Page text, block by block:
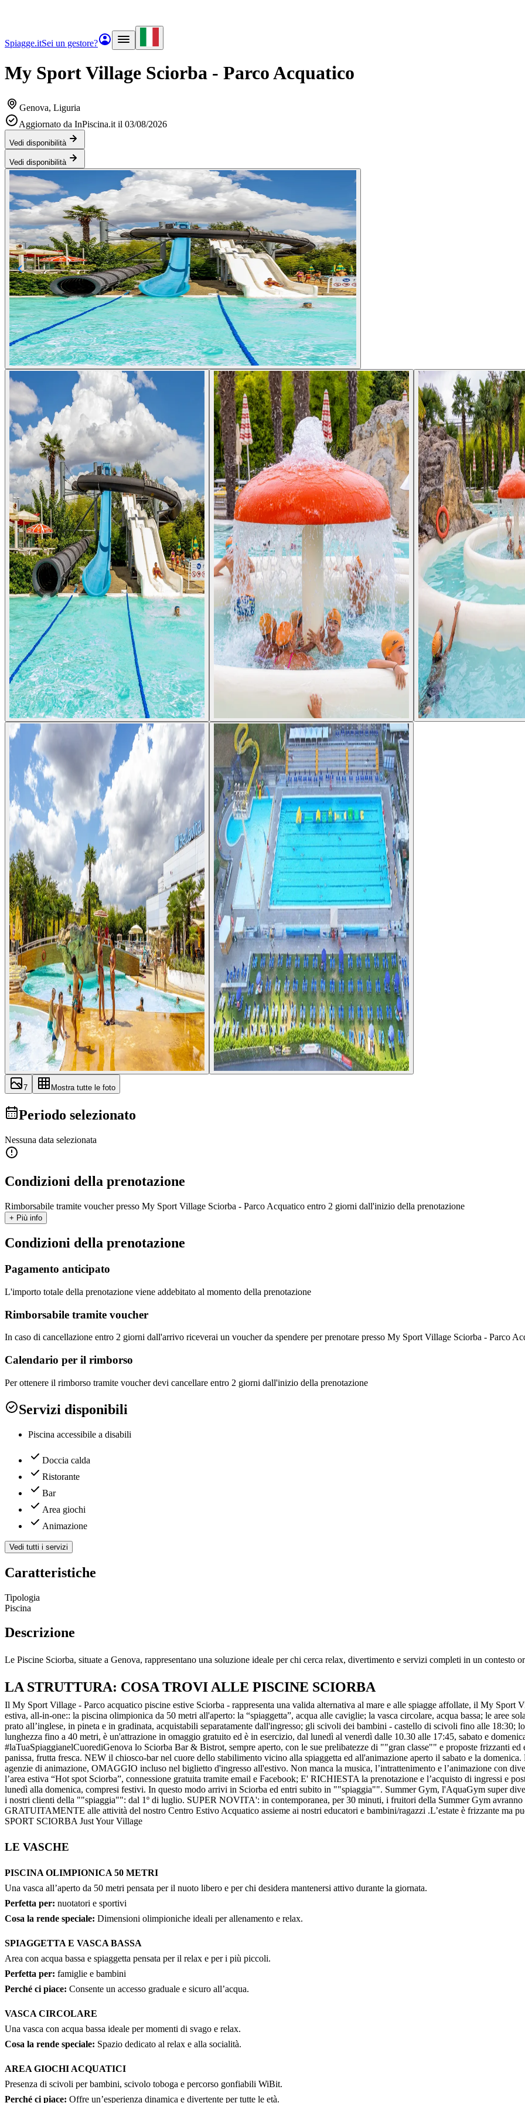
Spiagge.itSei un gestore?
My Sport Village Sciorba - Parco Acquatico
Genova, Liguria
Aggiornato da InPiscina.it il 03/08/2026
Vedi disponibilità
Vedi disponibilità
7 Mostra tutte le foto
Periodo selezionato
Nessuna data selezionata
Condizioni della prenotazione
Rimborsabile tramite voucher presso My Sport Village Sciorba - Parco Acquatico entro 2 giorni dall'inizio della prenotazione
+ Più info
Condizioni della prenotazione
Pagamento anticipato
L'importo totale della prenotazione viene addebitato al momento della prenotazione
Rimborsabile tramite voucher
In caso di cancellazione entro 2 giorni dall'arrivo riceverai un voucher da spendere per prenotare presso My Sport Village Sciorba - Parco
Calendario per il rimborso
Per ottenere il rimborso tramite voucher devi cancellare entro 2 giorni dall'inizio della prenotazione
Servizi disponibili
Piscina accessibile a disabili
Doccia calda
Ristorante
Bar
Area giochi
Animazione
Vedi tutti i servizi
Caratteristiche
Tipologia
Piscina
Descrizione
Le Piscine Sciorba, situate a Genova, rappresentano una soluzione ideale per chi cerca relax, divertimento e servizi completi in un contesto
LA STRUTTURA: COSA TROVI ALLE PISCINE SCIORBA
Il My Sport Village - Parco acquatico piscine estive Sciorba - rappresenta una valida alternativa al mare e alle spiagge affollate, il My
estiva, all-in-one:: la piscina olimpionica da 50 metri all'aperto: la “spiaggetta”, acqua alle caviglie; la vasca circolare, acqua bassa; le aree
prato all’inglese, in pineta e in gradinata, acquistabili separatamente dall'ingresso; gli scivoli dei bambini - castello di scivoli fino alle
lunghezza fino a 40 metri, è un'attrazione in omaggio gratuito ed è in esercizio, dal lunedì al venerdì dalle 10.30 alle 17:45, sabato e
#laTuaSpiaggianelCuorediGenova lo Sciorba Bar & Bistrot, sempre aperto, con le sue prelibatezze di ""gran classe"" e proposte frizzanti
panissa, frutta fresca. NEW il chiosco-bar nel cuore dello stabilimento vicino alla spiaggetta ed all'animazione aperto il sabato e la
agenzie di animazione, OMAGGIO incluso nel biglietto d'ingresso all'estivo. Non manca la musica, l’intrattenimento e l’animazione con
l’area estiva “Hot spot Sciorba”, connessione gratuita tramite email e Facebook; E' RICHIESTA la prenotazione e l’acquisto di ingressi e
lunedì alla domenica, compresi festivi. In questo modo arrivi in Sciorba ed entri subito in ""spiaggia"". Summer Gym, l'AquaGym super
i nostri clienti della ""spiaggia"": dal 1º di luglio. SUPER NOVITA': in contemporanea, per 30 minuti, i fruitori della Summer Gym
GRATUITAMENTE alle attività del nostro Centro Estivo Acquatico assieme ai nostri educatori e bambini/ragazzi .L’estate è frizzante ma
SPORT SCIORBA Just Your Village
LE VASCHE
PISCINA OLIMPIONICA 50 METRI
Una vasca all’aperto da 50 metri pensata per il nuoto libero e per chi desidera mantenersi attivo durante la giornata.
Perfetta per: nuotatori e sportivi
Cosa la rende speciale: Dimensioni olimpioniche ideali per allenamento e relax.
SPIAGGETTA E VASCA BASSA
Area con acqua bassa e spiaggetta pensata per il relax e per i più piccoli.
Perfetta per: famiglie e bambini
Perché ci piace: Consente un accesso graduale e sicuro all’acqua.
VASCA CIRCOLARE
Una vasca con acqua bassa ideale per momenti di svago e relax.
Cosa la rende speciale: Spazio dedicato al relax e alla socialità.
AREA GIOCHI ACQUATICI
Presenza di scivoli per bambini, scivolo toboga e percorso gonfiabili WiBit.
Perché ci piace: Offre un’esperienza dinamica e divertente per tutte le età.